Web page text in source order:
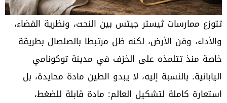
تتوزع ممارسات ثيستر جيتس بين النحت، ونظرية الفضاء،
والأداء، وفن الأرض، لكنه ظل مرتبطا بالصلصال بطريقة
خاصة منذ تتلمذه على الخزف في مدينة توكونامي
اليابانية. بالنسبة إليه، لا يبدو الطين مادة محايدة، بل
استعارة كاملة لتشكيل العالم: مادة قابلة للضغط،